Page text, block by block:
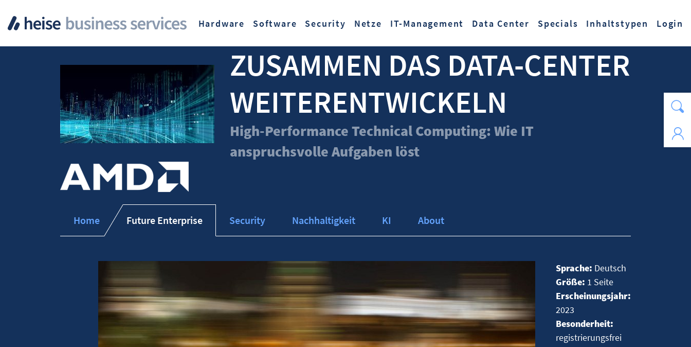
Hardware
Software Security Netze IT-Management Data Center Specials Inhaltstypen Login
ZUSAMMEN DAS DATA-CENTER
WEITERENTWICKELN
High-Performance Technical Computing: Wie IT
anspruchsvolle Aufgaben löst
Home Future Enterprise Security Nachhaltigkeit KI About
Sprache: Deutsch
Größe: 1 Seite
Erscheinungsjahr:
2023
Besonderheit:
registrierungsfrei